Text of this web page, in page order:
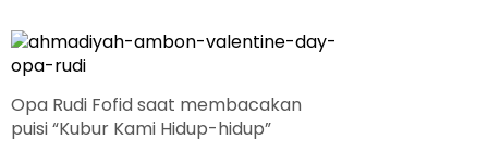
Opa Rudi Fofid saat membacakan
puisi “Kubur Kami Hidup-hidup”